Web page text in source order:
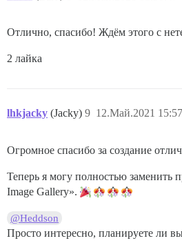
Отлично, спасибо! Ждём этого с
2 лайка
lhkjacky (Jacky) 12.Май.2021
9
Огромное спасибо за создание
Теперь я могу полностью заменить
Image Gallery».
@Heddson
Просто интересно, планируете ли